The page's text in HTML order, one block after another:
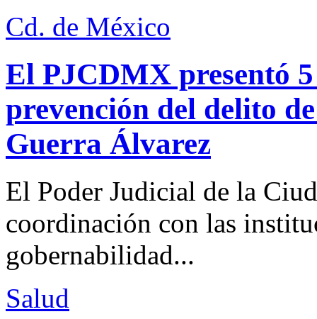
Cd. de México
El PJCDMX presentó
prevención del delito
Guerra Álvarez
El Poder Judicial de la
coordinación con las
gobernabilidad...
Salud